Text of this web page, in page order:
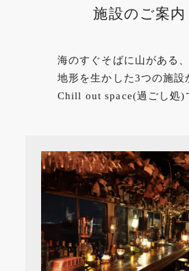
施設のご案内
海のすぐそばに山がある
地形を生かした3つの施設
Chill out space(過ごし処)